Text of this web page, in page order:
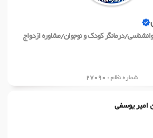
درمانگر کودک و نوجوان/مشاوره ازدواج
شماره نظام : 27090
امیر یوسفی